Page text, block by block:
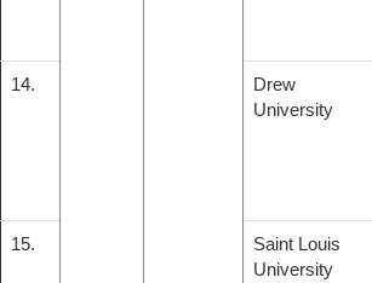
14.
Drew
University
15.
Saint Louis
University